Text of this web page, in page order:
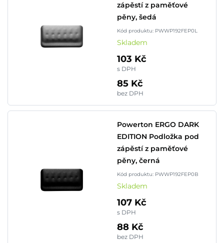
zápěstí z paměťové
pěny, šedá
Kód produktu: PWWP192FEP0L
Skladem
103 Kč
s DPH
85 Kč
bez DPH
Powerton ERGO DARK
EDITION Podložka pod
zápěstí z paměťové
pěny, černá
Kód produktu: PWWP192FEP0B
Skladem
107 Kč
s DPH
88 Kč
bez DPH